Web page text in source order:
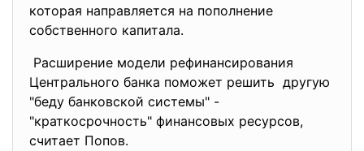
которая направляется на пополнение
собственного капитала.
Расширение модели рефинансирования
Центрального банка поможет решить другую
"беду банковской системы" -
"краткосрочность" финансовых ресурсов,
считает Попов.